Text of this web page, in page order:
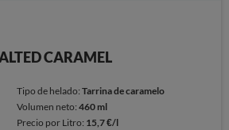
CARAMEL
Tipo de helado:Tarrina de caramelo
Volumen neto:460 ml
Precio por Litro: 15,7 €/l